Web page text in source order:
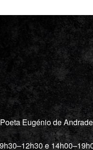
Eugénio de
e